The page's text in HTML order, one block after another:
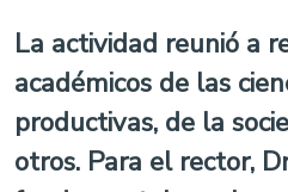
La actividad reunió a
académicos de las
productivas, de la
otros. Para el rector,